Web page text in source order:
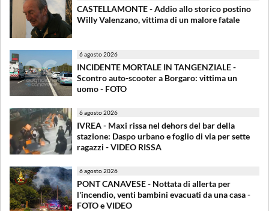
CASTELLAMONTE - Addio allo storico postino
Willy Valenzano, vittima di un malore fatale
6 agosto 2026
INCIDENTE MORTALE IN TANGENZIALE -
Scontro auto-scooter a Borgaro: vittima un
uomo - FOTO
6 agosto 2026
IVREA - Maxi rissa nel dehors del bar della
stazione: Daspo urbano e foglio di via per sette
ragazzi - VIDEO RISSA
6 agosto 2026
PONT CANAVESE - Nottata di allerta per
l'incendio, venti bambini evacuati da una casa -
FOTO e VIDEO